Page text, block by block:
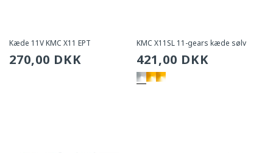
Kæde 11V KMC X11 EPT
Sædvanlig
270,00 DKK
KMC X11SL 11-gears kæde sølv
Sædvanlig
pris
421,00 DKK